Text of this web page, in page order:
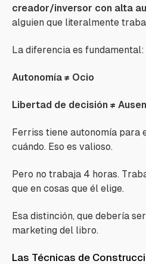
creador/inversor con alta
alguien que literalmente
La diferencia es fundamental:
Autonomía ≠ Ocio
Libertad de decisión ≠
Ferriss tiene autonomía para
cuándo. Eso es valioso.
Pero no trabaja 4 horas.
que en cosas que él elige.
Esa distinción, que debería
marketing del libro.
Las Técnicas de